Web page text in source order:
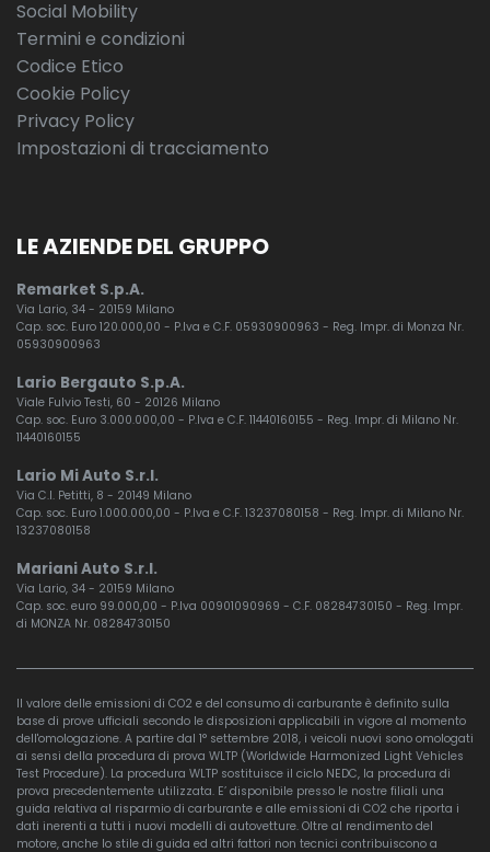
Social Mobility
Termini e condizioni
Codice Etico
Cookie Policy
Privacy Policy
Impostazioni di tracciamento
LE AZIENDE DEL GRUPPO
Remarket S.p.A.
Via Lario, 34 - 20159 Milano
Cap. soc. Euro 120.000,00 - P.Iva e C.F. 05930900963 - Reg. Impr. di Monza Nr.
05930900963
Lario Bergauto S.p.A.
Viale Fulvio Testi, 60 - 20126 Milano
Cap. soc. Euro 3.000.000,00 - P.Iva e C.F. 11440160155 - Reg. Impr. di Milano Nr.
11440160155
Lario Mi Auto S.r.l.
Via C.I. Petitti, 8 - 20149 Milano
Cap. soc. Euro 1.000.000,00 - P.Iva e C.F. 13237080158 - Reg. Impr. di Milano Nr.
13237080158
Mariani Auto S.r.l.
Via Lario, 34 - 20159 Milano
Cap. soc. euro 99.000,00 - P.Iva 00901090969 - C.F. 08284730150 - Reg. Impr.
di MONZA Nr. 08284730150
Il valore delle emissioni di CO2 e del consumo di carburante è definito sulla
base di prove ufficiali secondo le disposizioni applicabili in vigore al momento
dell'omologazione. A partire dal 1° settembre 2018, i veicoli nuovi sono omologati
ai sensi della procedura di prova WLTP (Worldwide Harmonized Light Vehicles
Test Procedure). La procedura WLTP sostituisce il ciclo NEDC, la procedura di
prova precedentemente utilizzata. E’ disponibile presso le nostre filiali una
guida relativa al risparmio di carburante e alle emissioni di CO2 che riporta i
dati inerenti a tutti i nuovi modelli di autovetture. Oltre al rendimento del
motore, anche lo stile di guida ed altri fattori non tecnici contribuiscono a